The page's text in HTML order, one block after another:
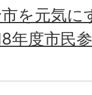
を元気
年度市民